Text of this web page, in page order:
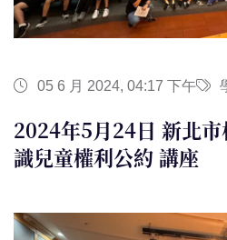
05 6 月 2024, 04:17 下午
2024年5月24日 新北
識兒童權利公約 講座